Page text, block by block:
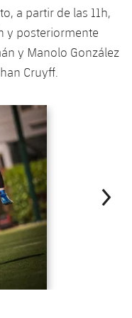
a partir de las 11h,
y posteriormente
y Manolo González
Cruyff.